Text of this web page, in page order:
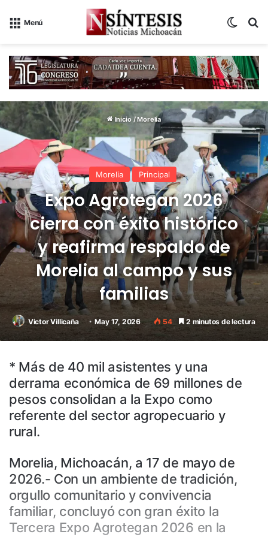
Menú
Inicio / Morelia
Morelia Principal
Expo Agrotegan 2026
cierra con éxito histórico
y reafirma respaldo de
Morelia al campo y sus
familias
Victor Villicaña May 17, 2026 54 2 minutos de lectura
* Más de 40 mil asistentes y una
derrama económica de 69 millones de
pesos consolidan a la Expo como
referente del sector agropecuario y
rural.
Morelia, Michoacán, a 17 de mayo de
2026.- Con un ambiente de tradición,
orgullo comunitario y convivencia
familiar, concluyó con gran éxito la
Tercera Expo Agrotegan 2026 en la